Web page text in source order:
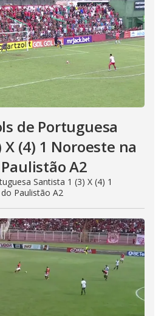
de Portuguesa
(4) 1 Noroeste na
A2
Santista 1 (3) X (4) 1
Paulistão A2